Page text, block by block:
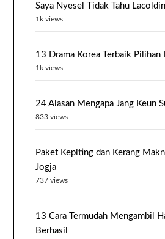
Saya Nyesel Tidak Tahu Lacoldin
1k views
13 Drama Korea Terbaik Pilihan
1k views
24 Alasan Mengapa Jang Keun
833 views
Paket Kepiting dan Kerang
Jogja
737 views
13 Cara Termudah Mengambil
Berhasil